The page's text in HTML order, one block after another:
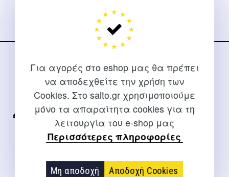
Για αγορές στο eshop μας θα πρέπει
να αποδεχθείτε την χρήση των
Cookies. Στο salto.gr χρησιμοποιούμε
μόνο τα απαραίτητα cookies για τη
λειτουργία του e-shop μας
Περισσότερες πληροφορίες
Μη αποδοχή Αποδοχή Cookies
ΕΠΙΚΟΙΝΩΝΊΑ
Για διευκρινίσεις και υποστήριξη παραγγελιών μέσω του
Internet
2310 267108
info@salto.gr
Αγγελάκη 21, Θεσσαλονίκη